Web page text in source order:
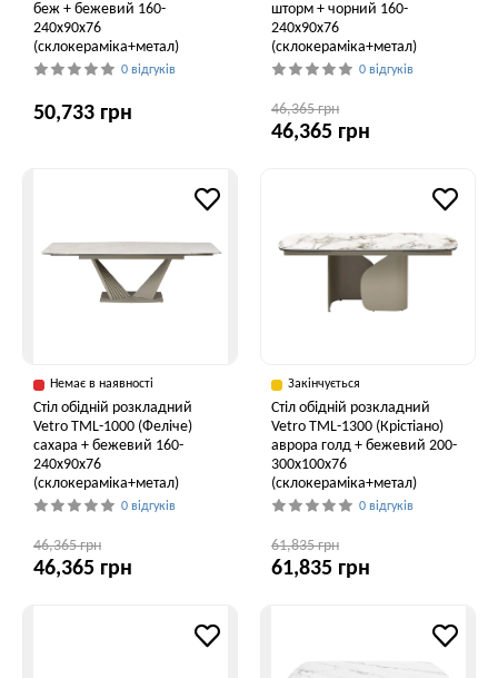
беж + бежевий 160-
240x90x76
(склокераміка+метал)
0 відгуків
50,733 грн
шторм + чорний 160-
240x90x76
(склокераміка+метал)
0 відгуків
46,365 грн
46,365 грн
Немає в наявності
Стіл обідній розкладний
Vetro ТМL-1000 (Феліче)
сахара + бежевий 160-
240x90x76
(склокераміка+метал)
0 відгуків
46,365 грн
46,365 грн
Закінчується
Стіл обідній розкладний
Vetro TML-1300 (Крістіано)
аврора голд + бежевий 200-
300x100x76
(склокераміка+метал)
0 відгуків
61,835 грн
61,835 грн